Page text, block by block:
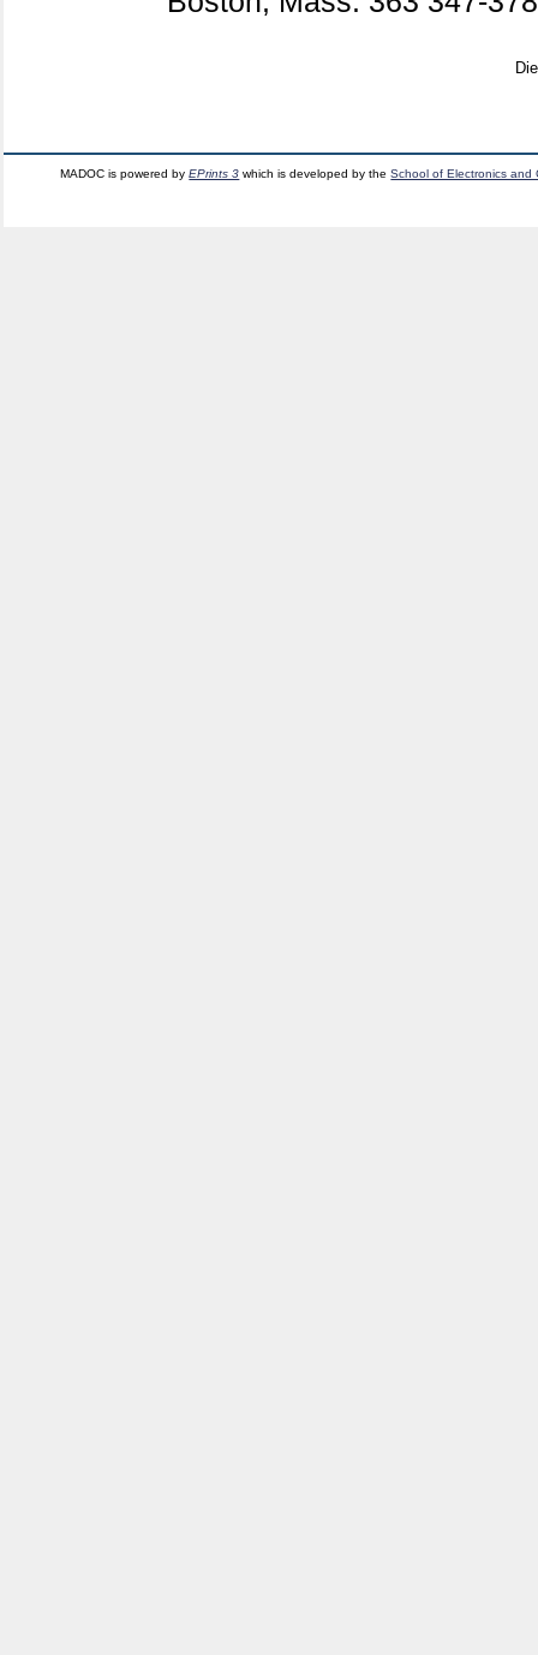
MADOC is powered byEPrints 3 which is developed by theSchool of Electronics and